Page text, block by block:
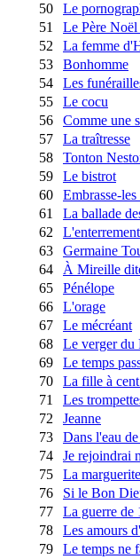
50
Le
51
Le Père
52
La femme
53
Bonhomme
54
Les
55
Le cocu
56
Comme une
57
La traîtresse
58
Tonton
59
Le bistrot
60
Embrasse-les
61
La ballade
62
63
Germaine
64
À Mireille
65
Pénélope
66
L'orage
67
Le mécréant
68
Le verger du
69
Le temps
70
La fille à
71
Les
72
Jeanne
73
Dans l'eau
74
Je rejoindrai
75
La marguerite
76
Si le Bon
77
La guerre de
78
Les amours
79
Le temps ne